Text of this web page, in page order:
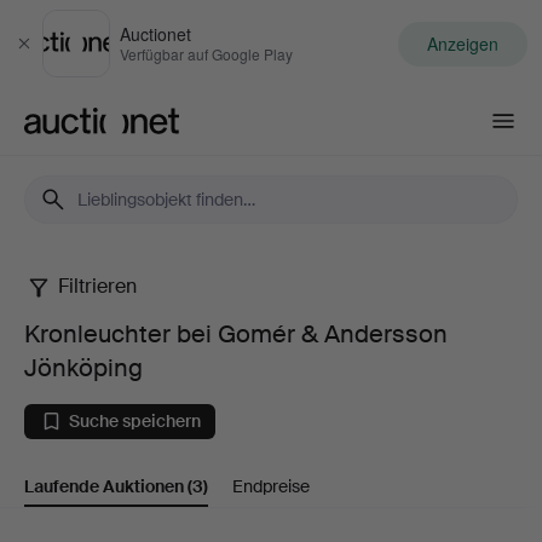
Schließen
Auctionet
Verfügbar auf Google Play Anzeigen
Kronleuchter
bei
Gomér
Filtrieren
Kronleuchter bei Gomér & Andersson
Jönköping
Suche speichern
Laufende Auktionen(3) Endpreise